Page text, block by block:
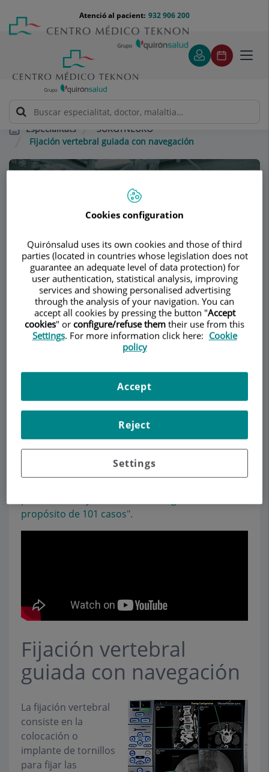
contingut
Menú
teléfono
cabecera
932 906 200
Atenció al pacient:
Especialitats
SURGYNEURO
Fijación vertebral guiada con navegación
SURGYNEURO
Contacte
Demanar Cita
Fijación vertebral guiada
con navegación
propósito de 101 casos".
Fijación vertebral
guiada con navegación
La fijación vertebral
consiste en la
colocación o
implante de tornillos
para fijar las
Cookies configuration
Quirónsalud uses its own cookies and those of third
parties (located in countries whose legislation does not
guarantee an adequate level of data protection) for
user authentication, statistical analysis, improving
services and showing personalised advertising
through the analysis of your navigation. You can
accept all cookies by pressing the button "Accept
cookies" or configure/refuse them their use from this
Settings. For more information click here: Cookie
policy
Settings
Reject
Accept